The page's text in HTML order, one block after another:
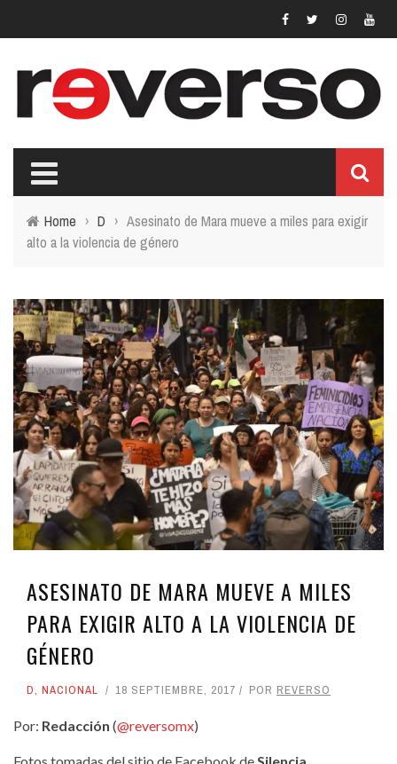
Home › D › Asesinato de Mara mueve a miles para exigir
alto a la violencia de género
ASESINATO DE MARA MUEVE A MILES
PARA EXIGIR ALTO A LA VIOLENCIA DE
GÉNERO
D, NACIONAL 18 SEPTIEMBRE, 2017 POR REVERSO
Por: Redacción (@reversomx)